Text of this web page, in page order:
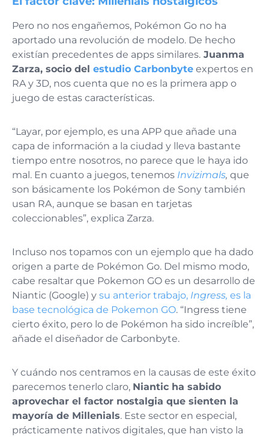
Pero no nos engañemos, Pokémon Go no ha
aportado una revolución de modelo. De hecho
existían precedentes de apps similares. Juanma
Zarza, socio del estudio Carbonbyte expertos en
RA y 3D, nos cuenta que no es la primera app o
juego de estas características.
“Layar, por ejemplo, es una APP que añade una
capa de información a la ciudad y lleva bastante
tiempo entre nosotros, no parece que le haya ido
mal. En cuanto a juegos, tenemos Invizimals, que
son básicamente los Pokémon de Sony también
usan RA, aunque se basan en tarjetas
coleccionables”, explica Zarza.
Incluso nos topamos con un ejemplo que ha dado
origen a parte de Pokémon Go. Del mismo modo,
cabe resaltar que Pokemon GO es un desarrollo de
Niantic (Google) y su anterior trabajo, Ingress, es la
base tecnológica de Pokemon GO. “Ingress tiene
cierto éxito, pero lo de Pokémon ha sido increíble”,
añade el diseñador de Carbonbyte.
Y cuándo nos centramos en la causas de este éxito
parecemos tenerlo claro, Niantic ha sabido
aprovechar el factor nostalgia que sienten la
mayoría de Millenials. Este sector en especial,
prácticamente nativos digitales, que han visto la